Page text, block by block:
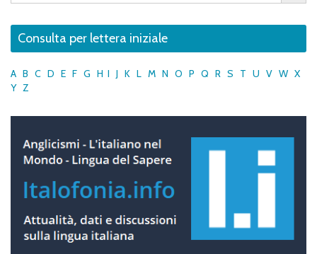
Consulta per lettera iniziale
A B C D E F G H I J K L M N O P Q R S T U V W X
Y Z